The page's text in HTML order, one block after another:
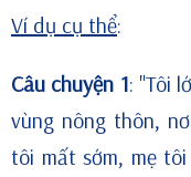
Ví dụ cụ thể:
Câu chuyện 1: "Tôi
vùng nông thôn,
tôi mất sớm, mẹ